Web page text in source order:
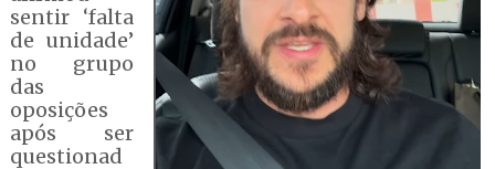
sentir ‘falta
de unidade’
no grupo
das
oposições
após ser
questionad